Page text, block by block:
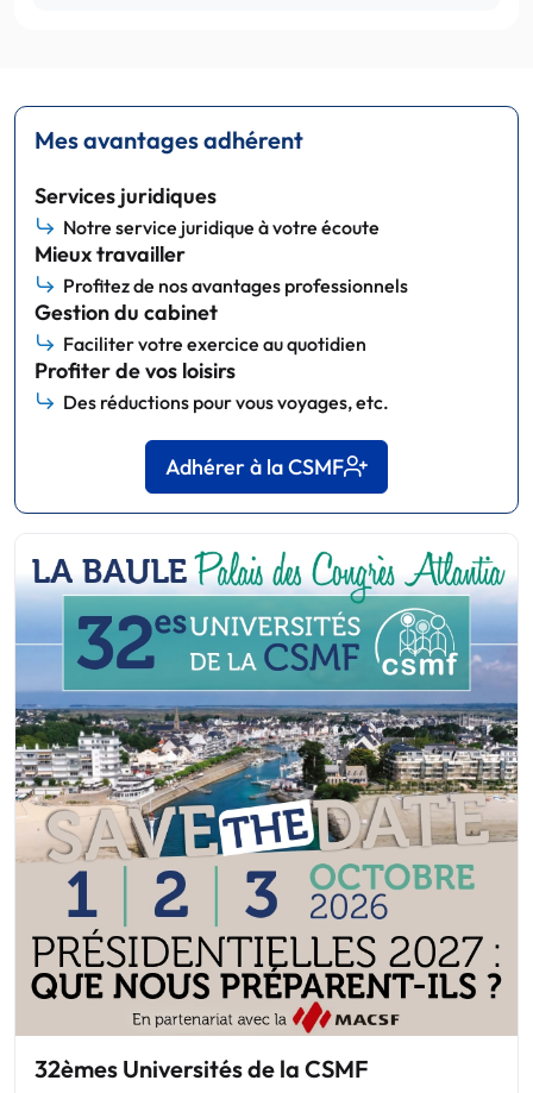
Mes avantages adhérent
Services juridiques
Notre service juridique à votre écoute
Mieux travailler
Profitez de nos avantages professionnels
Gestion du cabinet
Faciliter votre exercice au quotidien
Profiter de vos loisirs
Des réductions pour vous voyages, etc.
Adhérer à la CSMF
32èmes Universités de la CSMF